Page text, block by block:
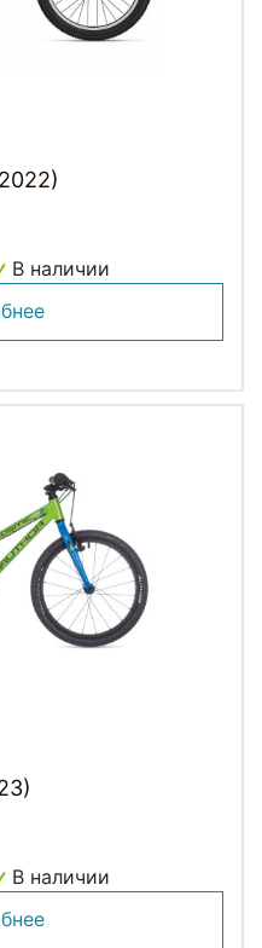
Enchant 20 Lite (2022)
В наличии
В наличии